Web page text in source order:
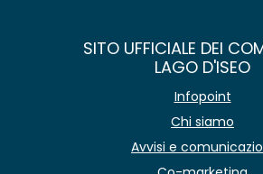
SITO UFFICIALE DEI
LAGO D'ISEO
Infopoint
Chi siamo
Avvisi e